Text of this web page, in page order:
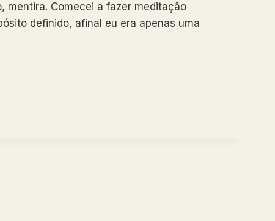
mentira. Comecei a fazer meditação
definido, afinal eu era apenas uma